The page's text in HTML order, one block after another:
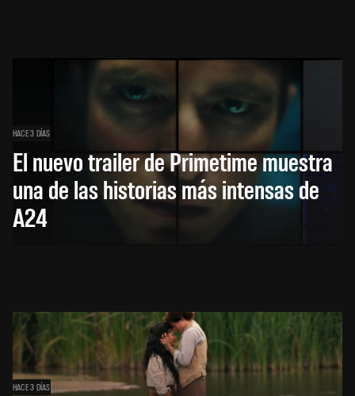
HACE 3 DÍAS
El nuevo trailer de Primetime muestra
una de las historias más intensas de
A24
HACE 3 DÍAS